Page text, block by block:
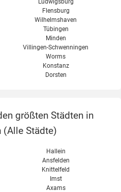
Ludwigsburg
Flensburg
Wilhelmshaven
Tübingen
Minden
Villingen-Schwenningen
Worms
Konstanz
Dorsten
größten Städten in
(Alle Städte)
Hallein
Ansfelden
Knittelfeld
Imst
Axams